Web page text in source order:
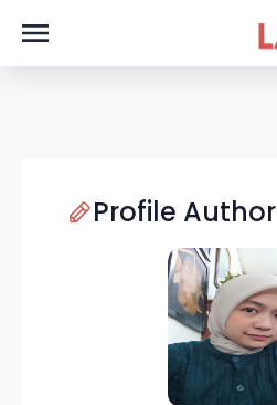
Profile Author